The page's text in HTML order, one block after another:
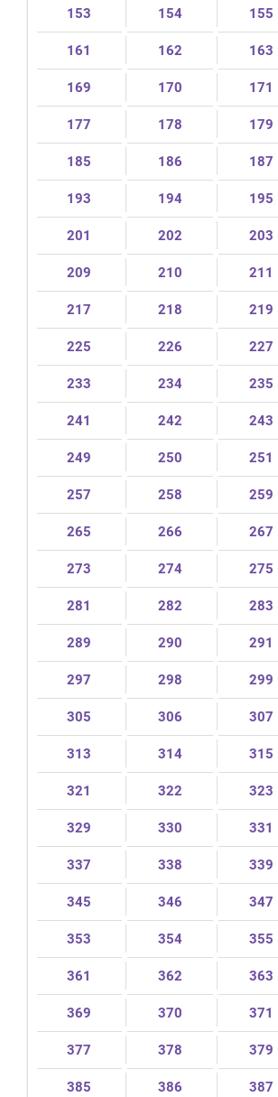
153 154 155
161 162 163
169 170 171
177 178 179
185 186 187
193 194 195
201 202 203
209 210 211
217 218 219
225 226 227
233 234 235
241 242 243
249 250 251
257 258 259
265 266 267
273 274 275
281 282 283
289 290 291
297 298 299
305 306 307
313 314 315
321 322 323
329 330 331
337 338 339
345 346 347
353 354 355
361 362 363
369 370 371
377 378 379
385 386 387